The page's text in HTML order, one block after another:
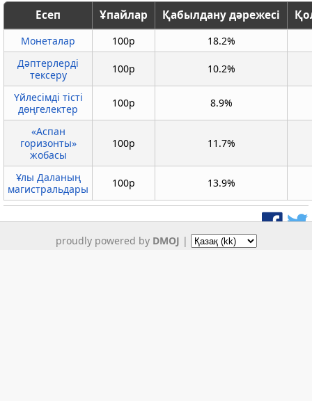
Есеп Ұпайлар Қабылдану дәрежесі
Монеталар 100p
18.2%
Дәптерлерді
тексеру
100p 10.2%
Үйлесімді тісті
дөңгелектер
100p 8.9%
«Аспан
горизонты»
жобасы
100p 11.7%
Ұлы Даланың
магистральдары
100p 13.9%
proudly powered by DMOJ |